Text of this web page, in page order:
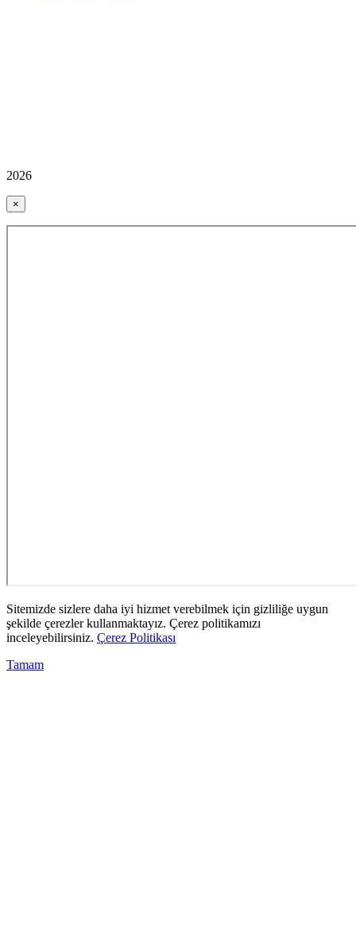
2026
×
Sitemizde sizlere daha iyi hizmet verebilmek için gizliliğe uygun
şekilde çerezler kullanmaktayız. Çerez politikamızı
inceleyebilirsiniz. Çerez Politikası
Tamam